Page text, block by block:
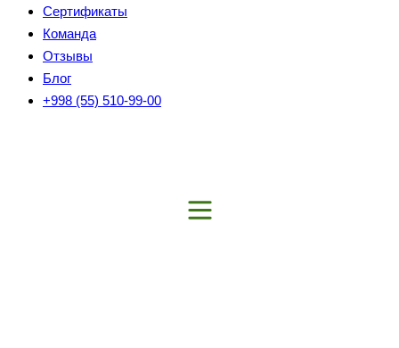
Сертификаты
Команда
Отзывы
Блог
+998 (55) 510-99-00